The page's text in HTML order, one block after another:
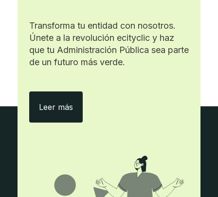
Transforma tu entidad con nosotros.
Únete a la revolución ecityclic y haz
que tu Administración Pública sea parte
de un futuro más verde.
Leer más Con ecityclic, menos papel y más